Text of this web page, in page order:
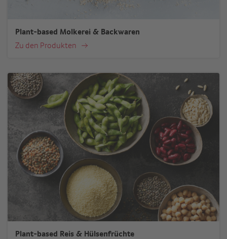
Plant-based Molkerei & Backwaren
Zu den Produkten
Plant-based Reis & Hülsenfrüchte